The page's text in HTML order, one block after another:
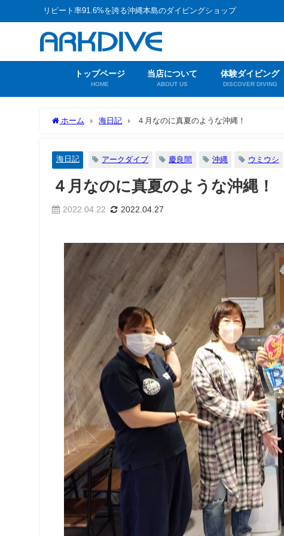
リピート率91.6%を誇る沖縄本島のダイビングショップ
トップページ
HOME
当店について
ABOUT US
体験ダイビング
DISCOVER DIVING
ホーム 海日記 ４月なのに真夏のような沖縄！
海日記 アークダイブ 慶良間 沖縄 ウミウシ
４月なのに真夏のような沖縄！
2022.04.22 2022.04.27